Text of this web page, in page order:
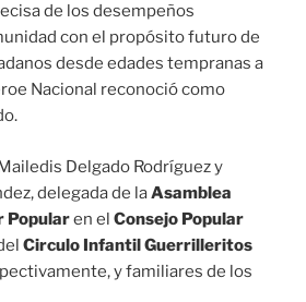
de los desempeños
con el propósito futuro de
desde edades tempranas a
Nacional reconoció como
Delgado Rodríguez y
delegada de laAsamblea
Popularen el Consejo Popular
Circulo Infantil Guerrilleritos
y familiares de los